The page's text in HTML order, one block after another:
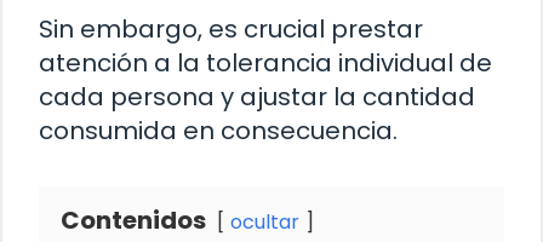
Sin embargo, es crucial prestar
atención a la tolerancia individual de
cada persona y ajustar la cantidad
consumida en consecuencia.
Contenidos ocultar